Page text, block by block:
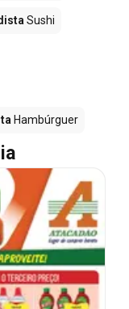
Sushi
Hambúrguer